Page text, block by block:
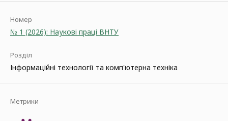
Номер
№ 1 (2026): Наукові праці ВНТУ
Розділ
Інформаційні технології та комп'ютерна техніка
Метрики